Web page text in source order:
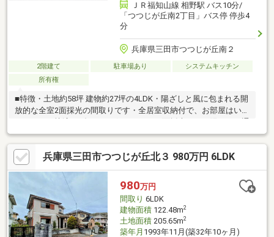
ＪＲ福知山線 相野駅 バス10分/
「つつじが丘南2丁目」バス停 停歩4
分
兵庫県三田市つつじが丘南２
2階建て 駐車場あり
システムキッチン
所有権
■特徴・土地約58坪 建物約27坪の4LDK・陽ざしと風に包まれる開
放的な全室2面採光の間取りです・全居室収納付で、お部屋はいつ
風良好です。ゆったり10帖あります 隣接する和室の扉を開放す
ると空間がひろがります・大切な愛車を守る屋根付カーポート付
です■立地・メルカート三田まで徒歩6分 三田つつじが丘郵便局
徒歩7分の立地・穏やかな暮らしが叶う、住宅が整然と並ぶ閑静な
街並みです■担当者コメント・リフォーム等の見積もりをご希望
の際は物件担当者までお気軽にお問合ください・皆様のお問い合
わせを心よりお待ちしております
兵庫県三田市つつじが丘北３ 980万円 6LDK
980万円
間取り 6LDK
建物面積122.48m2
土地面積205.65m2
築年月 1993年11月(築32年10ヶ月)